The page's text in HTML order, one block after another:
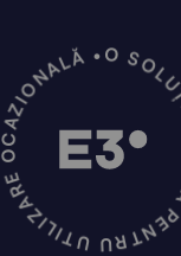
O SOLUȚIE SOLIDĂ PENTRU